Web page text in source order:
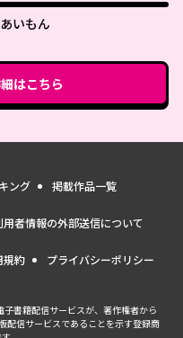
いもん
はこちら
ング 掲載作品一覧
用者情報の外部送信について
規約 プライバシーポリシー
書籍配信サービスが、著作権者から
配信サービスであることを示す登録商